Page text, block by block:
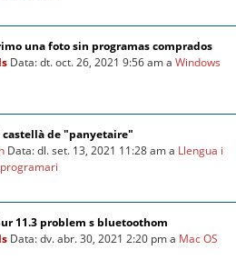
una foto sin programas comprados
Data: dt. oct. 26, 2021 9:56 am aWindows
castellà de "panyetaire"
Data: dl. set. 13, 2021 11:28 am a Llengua i
11.3 problem s bluetoothom
Data: dv. abr. 30, 2021 2:20 pm a Mac OS